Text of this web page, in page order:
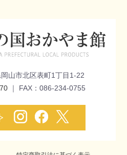
山市北区表町1丁目1-22
｜ FAX：086-234-0755